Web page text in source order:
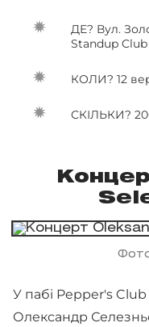
ДЕ? Вул.
Standup Club
КОЛИ? 12
СКІЛЬКИ?
У пабі Pepper's
Олександр